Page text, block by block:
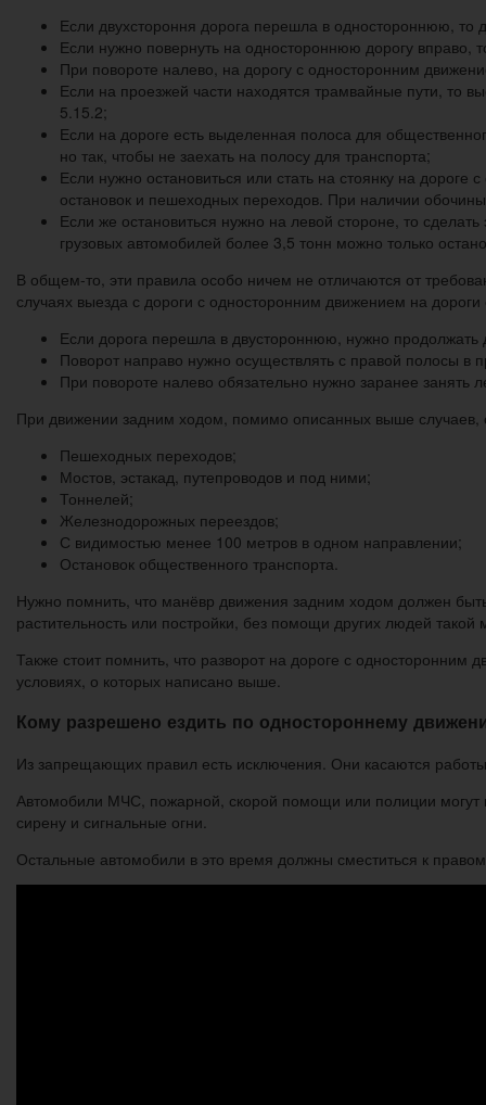
Если двухстороння дорога перешла в одностороннюю, то
Если нужно повернуть на одностороннюю дорогу вправо,
При повороте налево, на дорогу с односторонним
Если на проезжей части находятся трамвайные пути, то
5.15.2;
Если на дороге есть выделенная полоса для
но так, чтобы не заехать на полосу для транспорта;
Если нужно остановиться или стать на стоянку на
остановок и пешеходных переходов. При наличии
Если же остановиться нужно на левой стороне, то
грузовых автомобилей более 3,5 тонн можно только
В общем-то, эти правила особо ничем не отличаются от
случаях выезда с дороги с односторонним движением на
Если дорога перешла в двустороннюю, нужно продолжать
Поворот направо нужно осуществлять с правой полосы в
При повороте налево обязательно нужно заранее занять
При движении задним ходом, помимо описанных выше случаев,
Пешеходных переходов;
Мостов, эстакад, путепроводов и под ними;
Тоннелей;
Железнодорожных переездов;
С видимостью менее 100 метров в одном направлении;
Остановок общественного транспорта.
Нужно помнить, что манёвр движения задним ходом должен
растительность или постройки, без помощи других людей
Также стоит помнить, что разворот на дороге с
условиях, о которых написано выше.
Кому разрешено ездить по одностороннему
Из запрещающих правил есть исключения. Они касаются
Автомобили МЧС, пожарной, скорой помощи или полиции
сирену и сигнальные огни.
Остальные автомобили в это время должны сместиться к